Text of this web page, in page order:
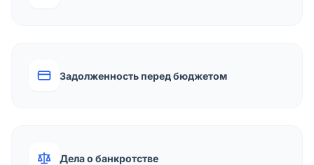
Задолженность перед бюджетом
Дела о банкротстве